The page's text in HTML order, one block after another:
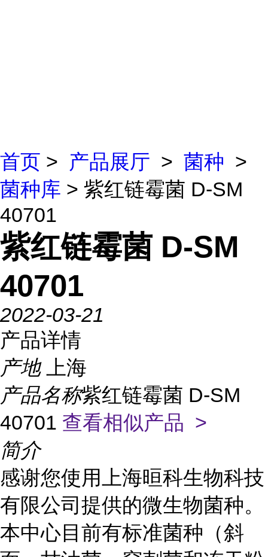
首页 > 产品展厅 > 菌种 >
菌种库 > 紫红链霉菌 D-SM
40701
紫红链霉菌 D-SM
40701
2022-03-21
产品详情
产地
上海
产品名称紫红链霉菌 D-SM
40701 查看相似产品 >
简介
感谢您使用上海晅科生物科技
有限公司提供的微生物菌种。
本中心目前有标准菌种（斜